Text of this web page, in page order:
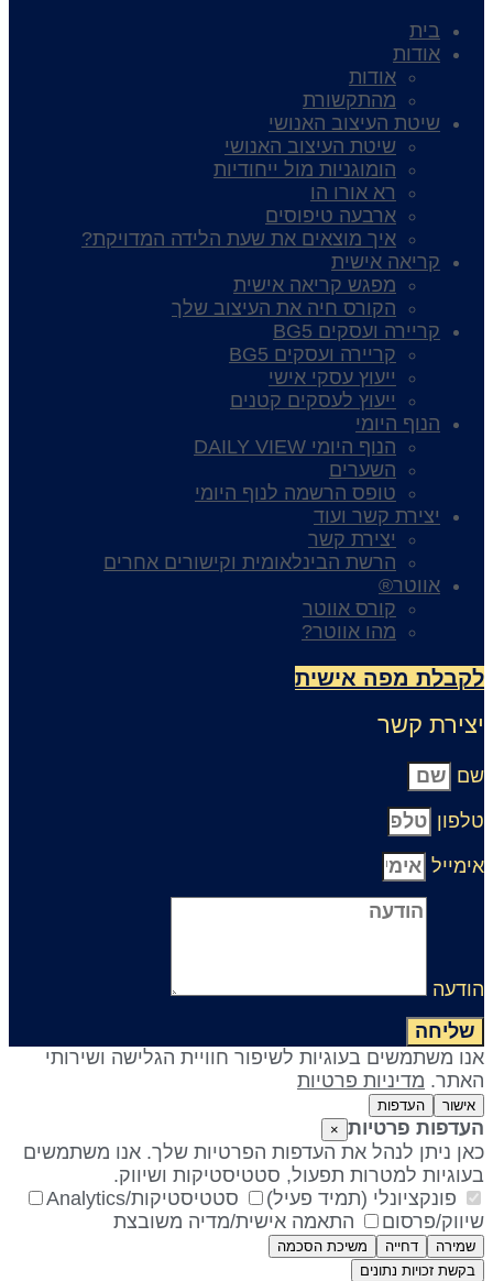
בית
אודות
אודות
מהתקשורת
שיטת העיצוב האנושי
שיטת העיצוב האנושי
הומוגניות מול ייחודיות
רא אורו הו
ארבעה טיפוסים
איך מוצאים את שעת הלידה המדויקת?
קריאה אישית
מפגש קריאה אישית
הקורס חיה את העיצוב שלך
קריירה ועסקים BG5
קריירה ועסקים BG5
ייעוץ עסקי אישי
ייעוץ לעסקים קטנים
הנוף היומי
הנוף היומי DAILY VIEW
השערים
טופס הרשמה לנוף היומי
יצירת קשר ועוד
יצירת קשר
הרשת הבינלאומית וקישורים אחרים
אווטר®
קורס אווטר
מהו אווטר?
מפה אישית
קשר
שליחה
משתמשים בעוגיות לשיפור חוויית הגלישה ושירותי
מדיניות פרטיות
אישור העדפות
פרטיות ×
ניתן לנהל את העדפות הפרטיות שלך. אנו משתמשים
למטרות תפעול, סטטיסטיקות ושיווק.
פונקציונלי (תמיד פעיל)
סטטיסטיקות/Analytics
פרסום
התאמה אישית/מדיה משובצת
שמירה דחייה
משיכת הסכמה
בקשת זכויות נתונים